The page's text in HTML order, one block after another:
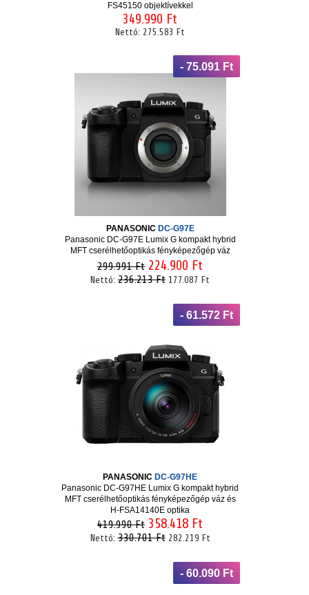
FS45150 objektívekkel
349.990 Ft
Nettó: 275.583 Ft
- 75.091 Ft
PANASONIC DC-G97E
Panasonic DC-G97E Lumix G kompakt hybrid
MFT cserélhetőoptikás fényképezőgép váz
299.991 Ft 224.900 Ft
Nettó: 236.213 Ft 177.087 Ft
- 61.572 Ft
PANASONIC DC-G97HE
Panasonic DC-G97HE Lumix G kompakt hybrid
MFT cserélhetőoptikás fényképezőgép váz és
H-FSA14140E optika
419.990 Ft 358.418 Ft
Nettó:330.701 Ft 282.219 Ft
- 60.090 Ft